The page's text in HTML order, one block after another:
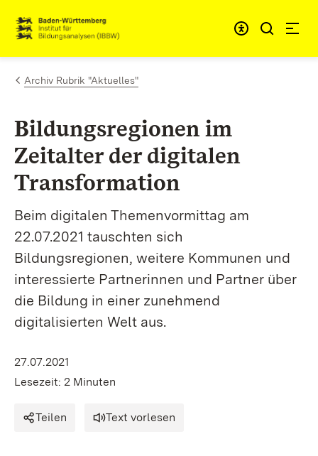
Zum Inhalt springen
Link zur Startseite
Archiv Rubrik "Aktuelles"
Bildungsregionen im
Zeitalter der digitalen
Transformation
Beim digitalen Themenvormittag am
22.07.2021 tauschten sich
Bildungsregionen, weitere Kommunen und
interessierte Partnerinnen und Partner über
die Bildung in einer zunehmend
digitalisierten Welt aus.
27.07.2021
Lesezeit: 2 Minuten
Teilen Text vorlesen